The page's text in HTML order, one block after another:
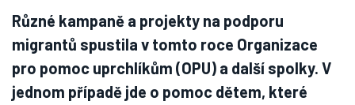
Různé kampaně a projekty na podporu
migrantů spustila v tomto roce Organizace
pro pomoc uprchlíkům (OPU) a další spolky. V
jednom případě jde o pomoc dětem, které